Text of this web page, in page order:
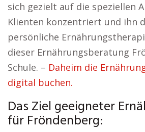
sich gezielt auf die speziellen
Klienten konzentriert und ihn
persönliche
dieser Ernährungsberatung
Schule. – Daheim die
digital buchen.
Das Ziel geeigneter
für Fröndenberg: